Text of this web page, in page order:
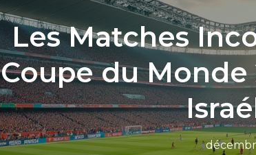
Les Matches
Coupe du Monde